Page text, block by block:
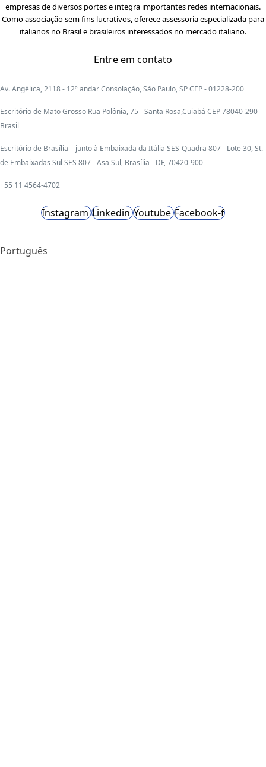
empresas de diversos portes e integra importantes redes internacionais.
Como associação sem fins lucrativos, oferece assessoria especializada para
italianos no Brasil e brasileiros interessados no mercado italiano.
Entre em contato
Av. Angélica, 2118 - 12º andar Consolação, São Paulo, SP CEP - 01228-200
Escritório de Mato Grosso Rua Polônia, 75 - Santa Rosa,Cuiabá CEP 78040-290
Brasil
Escritório de Brasília – junto à Embaixada da Itália SES-Quadra 807 - Lote 30, St.
de Embaixadas Sul SES 807 - Asa Sul, Brasília - DF, 70420-900
+55 11 4564-4702
Instagram Linkedin Youtube Facebook-f
Português